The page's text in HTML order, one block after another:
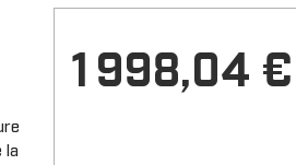
latérale
de coin avant
de bras
bonnet
la
1 998,04 €